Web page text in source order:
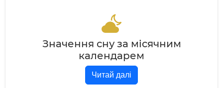
Значення сну за місячним
календарем
Читай далі